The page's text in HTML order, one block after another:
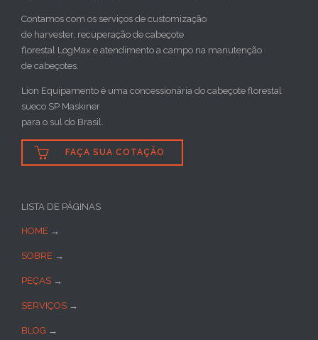
Contamos com os serviços de customização
de harvester, recuperação de cabeçote
florestal LogMax e atendimento a campo na manutenção
de cabeçotes.
Lion Equipamento é uma concessionária do cabeçote florestal
sueco SP Maskiner
para o sul do Brasil.
 FAÇA SUA COTAÇÃO
LISTA DE PÁGINAS
HOME →
SOBRE →
PEÇAS →
SERVIÇOS →
BLOG →